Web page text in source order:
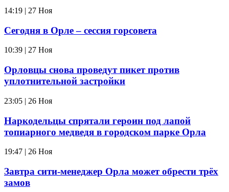
14:19 | 27 Ноя
Сегодня в Орле – сессия горсовета
10:39 | 27 Ноя
Орловцы снова проведут пикет против
уплотнительной застройки
23:05 | 26 Ноя
Наркодельцы спрятали героин под лапой
топиарного медведя в городском парке Орла
19:47 | 26 Ноя
Завтра сити-менеджер Орла может обрести трёх
замов